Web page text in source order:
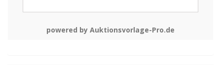
powered by Auktionsvorlage-Pro.de